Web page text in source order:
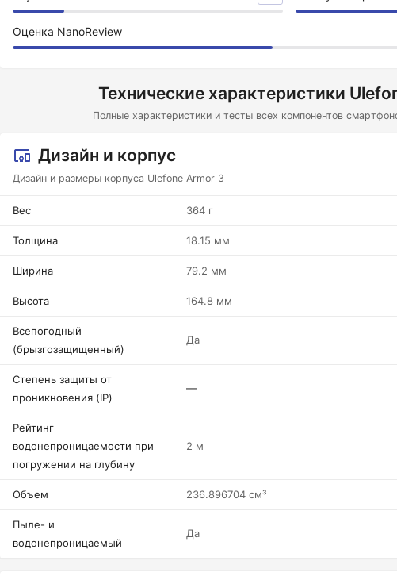
Оценка NanoReview
Технические характеристики
Полные характеристики и тесты всех компонентов
Дизайн и корпус
Дизайн и размеры корпуса Ulefone Armor 3
Вес 364 г
Толщина 18.15 мм
Ширина 79.2 мм
Высота 164.8 мм
Всепогодный
(брызгозащищенный)
Да
Степень защиты от
проникновения (IP)
—
Рейтинг
водонепроницаемости при
погружении на глубину
2 м
Объем 236.896704 см³
Пыле- и
водонепроницаемый
Да